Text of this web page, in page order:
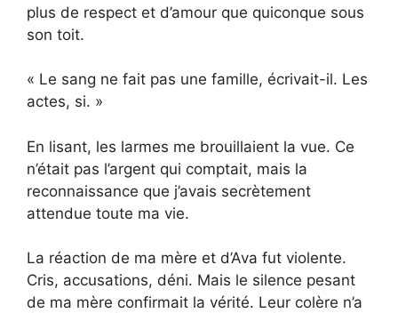
plus de respect et d’amour que quiconque sous
son toit.
« Le sang ne fait pas une famille, écrivait-il. Les
actes, si. »
En lisant, les larmes me brouillaient la vue. Ce
n’était pas l’argent qui comptait, mais la
reconnaissance que j’avais secrètement
attendue toute ma vie.
La réaction de ma mère et d’Ava fut violente.
Cris, accusations, déni. Mais le silence pesant
de ma mère confirmait la vérité. Leur colère n’a